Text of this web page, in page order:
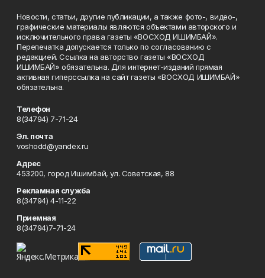
Новости, статьи, другие публикации, а также фото-, видео-,
графические материалы являются объектами авторского и
исключительного права газеты «ВОСХОД ИШИМБАЙ».
Перепечатка допускается только по согласованию с
редакцией. Ссылка на авторство газеты «ВОСХОД
ИШИМБАЙ» обязательна. Для интернет-изданий прямая
активная гиперссылка на сайт газеты «ВОСХОД ИШИМБАЙ»
обязательна.
Телефон
8(34794) 7-71-24
Эл. почта
voshodd@yandex.ru
Адрес
453200, город Ишимбай, ул. Советская, 88
Рекламная служба
8(34794) 4-11-22
Приемная
8(34794)7-71-24